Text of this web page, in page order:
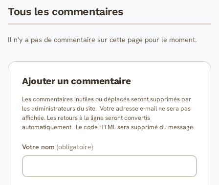
Tous les commentaires
Il n'y a pas de commentaire sur cette page pour le moment.
Ajouter un commentaire
Les commentaires inutiles ou déplacés seront supprimés par
les administrateurs du site. Votre adresse e-mail ne sera pas
affichée. Les retours à la ligne seront convertis
automatiquement. Le code HTML sera supprimé du message.
Votre nom (obligatoire)